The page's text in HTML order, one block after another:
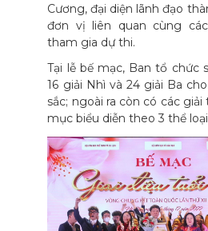
Cương, đại diện lãnh đạo
đơn vị liên quan cùng
tham gia dự thi.
Tại lễ bế mạc, Ban tổ chức
16 giải Nhì và 24 giải Ba
sắc; ngoài ra còn có các
mục biểu diễn theo 3 thể